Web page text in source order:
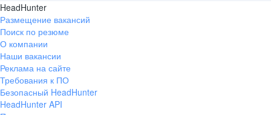
HeadHunter
Размещение вакансий
Поиск по резюме
О компании
Наши вакансии
Реклама на сайте
Требования к ПО
Безопасный HeadHunter
HeadHunter API